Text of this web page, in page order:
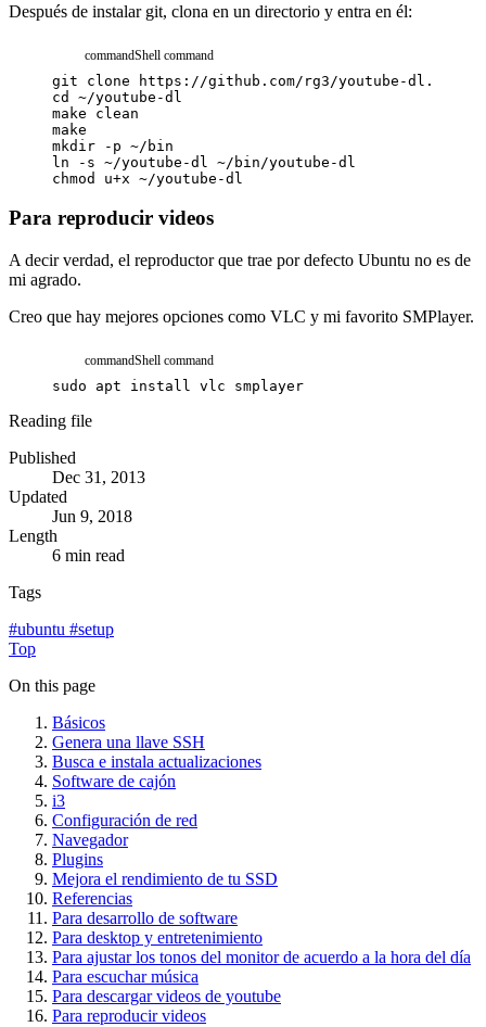
Después de instalar git, clona en un directorio y entra en él:
commandShell command
git clone https://github.com/rg3/youtube-dl.git
cd
~/youtube-dl
make
clean
make
mkdir
-p ~/bin
ln
-s ~/youtube-dl
~/bin/youtube-dl
chmod
u+x ~/youtube-dl
Para reproducir videos
A decir verdad, el reproductor que trae por defecto Ubuntu no es de
mi agrado.
Creo que hay mejores opciones como VLC y mi favorito SMPlayer.
commandShell command
sudo apt install vlc smplayer
Reading file
Published
Dec 31, 2013
Updated
Jun 9, 2018
Length
6 min read
Tags
#ubuntu #setup
Top
On this page
Básicos
Genera una llave SSH
Busca e instala actualizaciones
Software de cajón
i3
Configuración de red
Navegador
Plugins
Mejora el rendimiento de tu SSD
Referencias
Para desarrollo de software
Para desktop y entretenimiento
Para ajustar los tonos del monitor de acuerdo a la hora del día
Para escuchar música
Para descargar videos de youtube
Para reproducir videos